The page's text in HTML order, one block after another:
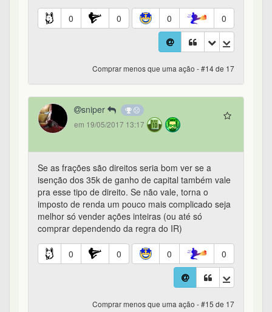
0 0 0 0
Comprar menos que uma ação - #14 de 17
sniper
em 19/05/2017 13:17
Se as frações são direitos seria bom ver se a
isenção dos 35k de ganho de capital também vale
pra esse tipo de direito. Se não vale, torna o
imposto de renda um pouco mais complicado seja
melhor só vender ações inteiras (ou até só
comprar dependendo da regra do IR)
0 0 0 0
Comprar menos que uma ação - #15 de 17